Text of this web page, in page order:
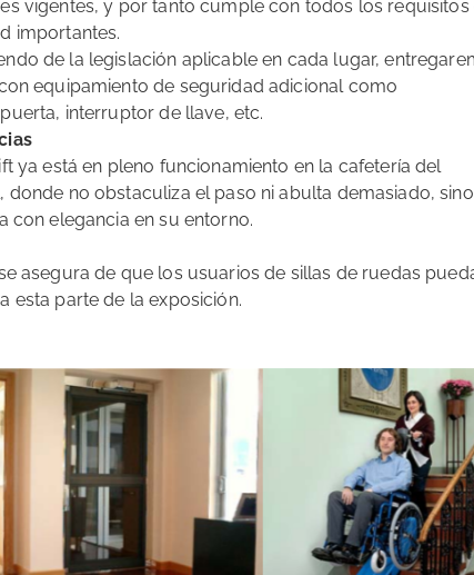
vigentes, y por tanto cumple con todos los requisitos
importantes.
de la legislación aplicable en cada lugar,
equipamiento de seguridad adicional como
interruptor de llave, etc.
ya está en pleno funcionamiento en la cafetería del
donde no obstaculiza el paso ni abulta demasiado,
con elegancia en su entorno.
asegura de que los usuarios de sillas de ruedas
esta parte de la exposición.